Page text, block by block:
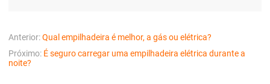
Anterior:Qual empilhadeira é melhor, a gás ou elétrica?
Próximo: É seguro carregar uma empilhadeira elétrica durante a
noite?